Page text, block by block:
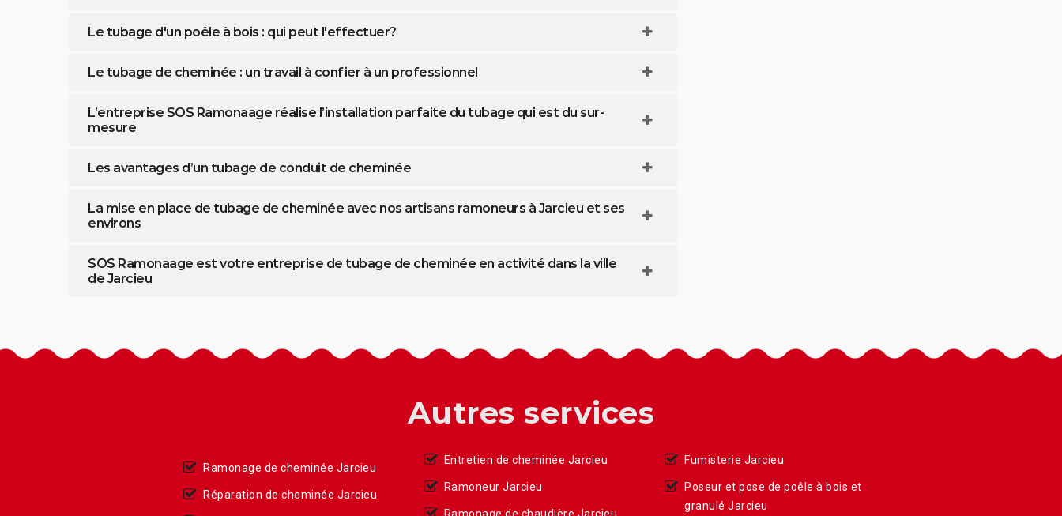
Le tubage d'un poêle à bois : qui peut l'effectuer?
Le tubage de cheminée : un travail à confier à un professionnel
L’entreprise SOS Ramonaage réalise l’installation parfaite du tubage qui est du sur-
mesure
Les avantages d’un tubage de conduit de cheminée
La mise en place de tubage de cheminée avec nos artisans ramoneurs à Jarcieu et ses
environs
SOS Ramonaage est votre entreprise de tubage de cheminée en activité dans la ville
de Jarcieu
Autres services
Ramonage de cheminée Jarcieu
Réparation de cheminée Jarcieu
Entretien de cheminée Jarcieu
Ramoneur Jarcieu
Fumisterie Jarcieu
Poseur et pose de poêle à bois et
granulé Jarcieu